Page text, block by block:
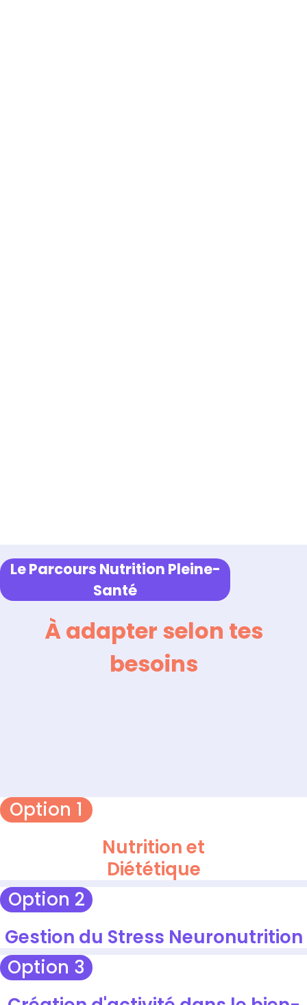
Le Parcours Nutrition Pleine-
Santé
À adapter selon tes
besoins
Option 1
Nutrition et
Diététique
Option 2
Gestion du Stress Neuronutrition
Option 3